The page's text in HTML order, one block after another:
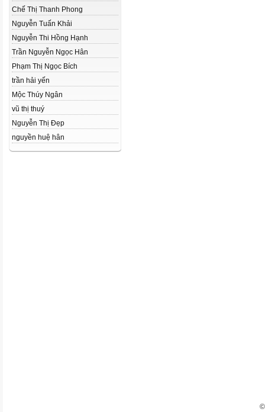
Chế Thị Thanh Phong
Nguyễn Tuấn Khải
Nguyễn Thi Hồng Hạnh
Trần Nguyễn Ngọc Hân
Phạm Thị Ngọc Bích
trần hải yến
Mộc Thúy Ngân
vũ thị thuý
Nguyễn Thị Đẹp
nguyền huệ hân